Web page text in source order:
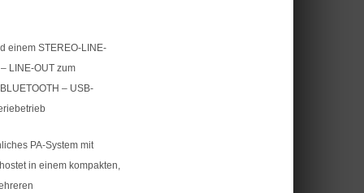
einem STEREO-LINE-
LINE-OUT zum
– USB-
PA-System mit
in einem kompakten,